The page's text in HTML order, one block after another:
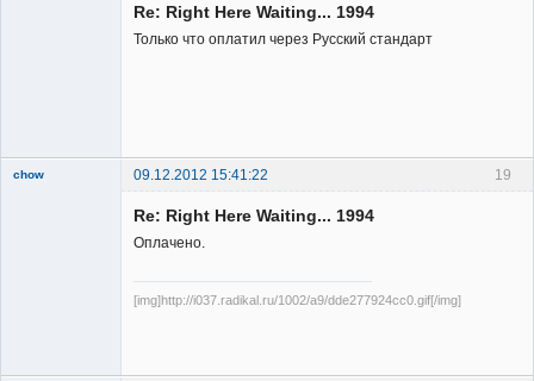
Re: Right Here Waiting... 1994
Только что оплатил через Русский стандарт
19
chow 09.12.2012 15:41:22
Re: Right Here Waiting... 1994
Оплачено.
[img]http://i037.radikal.ru/1002/a9/dde277924cc0.gif[/img]